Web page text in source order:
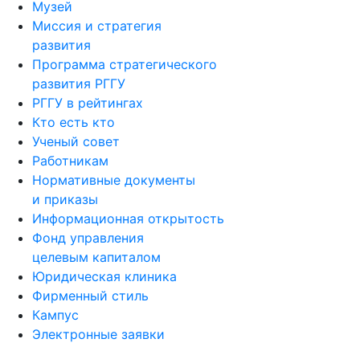
Музей
Миссия и стратегия
развития
Программа стратегического
развития РГГУ
РГГУ в рейтингах
Кто есть кто
Ученый совет
Работникам
Нормативные документы
и приказы
Информационная открытость
Фонд управления
целевым капиталом
Юридическая клиника
Фирменный стиль
Кампус
Электронные заявки